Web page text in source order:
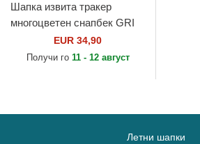
Шапка извита тракер
многоцветен снапбек GRI
Том Looney Tunes от
Capslab
EUR 34,90
Получи го 11 - 12 август
Летни шапки